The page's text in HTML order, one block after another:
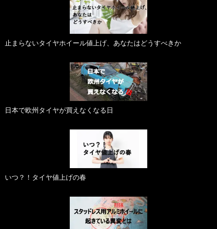
止まらないタイヤホイール値上げ、あなたはどうすべきか
日本で欧州タイヤが買えなくなる日
いつ？！タイヤ値上げの春